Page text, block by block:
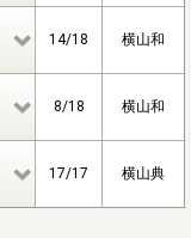
14/18 横山和
8/18 横山和
17/17 横山典